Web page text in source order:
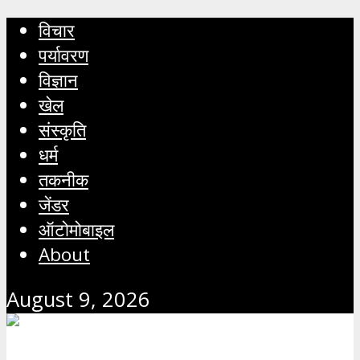
विचार
पर्यावरण
विज्ञान
खेल
संस्कृति
धर्म
तकनीक
जेंडर
ऑटोमोबाइल
About
August 9, 2026